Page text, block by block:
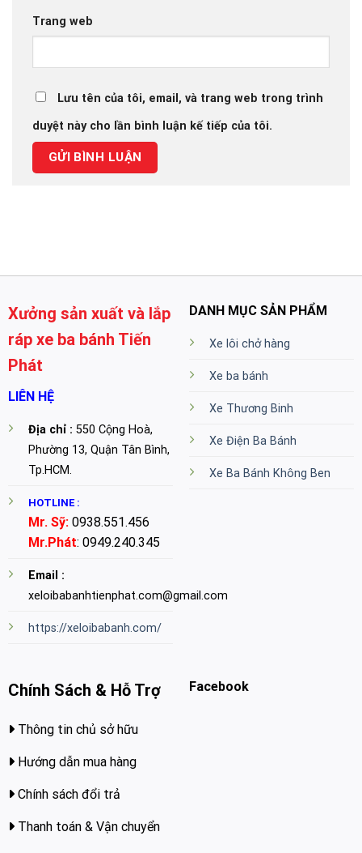
Trang web
Lưu tên của tôi, email, và trang web trong trình
duyệt này cho lần bình luận kế tiếp của tôi.
Xưởng sản xuất và lắp
ráp xe ba bánh Tiến
Phát
LIÊN HỆ
Địa chỉ : 550 Cộng Hoà,
Phường 13, Quận Tân Bình,
Tp.HCM.
HOTLINE :
Mr. Sỹ:0938.551.456
Mr.Phát: 0949.240.345
Email :
xeloibabanhtienphat.com@gmail.com
https://xeloibabanh.com/
DANH MỤC SẢN PHẨM
Xe lôi chở hàng
Xe ba bánh
Xe Thương Binh
Xe Điện Ba Bánh
Xe Ba Bánh Không Ben
Chính Sách & Hỗ Trợ
Thông tin chủ sở hữu
Hướng dẫn mua hàng
Chính sách đổi trả
Thanh toán & Vận chuyển
Facebook